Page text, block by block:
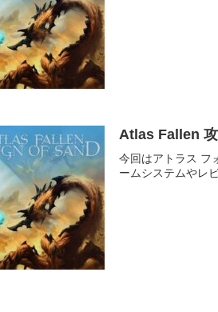
Atlas Fallen
今回はアトラス フ
ームシステムやレ